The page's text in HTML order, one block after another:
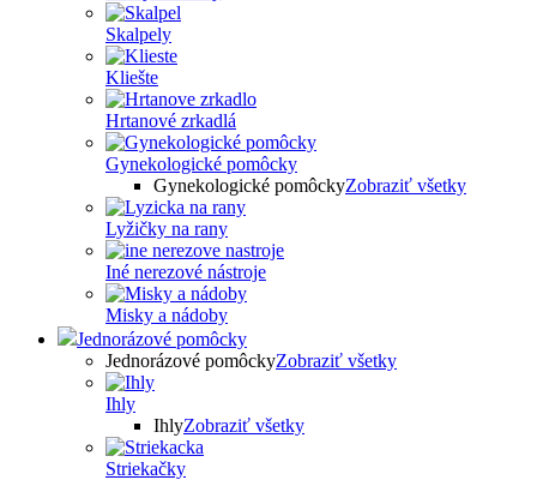
Skalpely
Kliešte
Hrtanové zrkadlá
Gynekologické pomôcky
Gynekologické pomôckyZobraziť všetky
Lyžičky na rany
Iné nerezové nástroje
Misky a nádoby
Jednorázové pomôcky
Jednorázové pomôckyZobraziť všetky
Ihly
IhlyZobraziť všetky
Striekačky